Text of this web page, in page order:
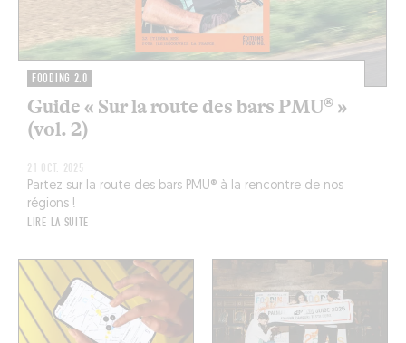
FOODING 2.0
Guide « Sur la route des bars PMU® »
(vol. 2)
21 OCT. 2025
Partez sur la route des bars PMU® à la rencontre de nos
régions !
LIRE LA SUITE